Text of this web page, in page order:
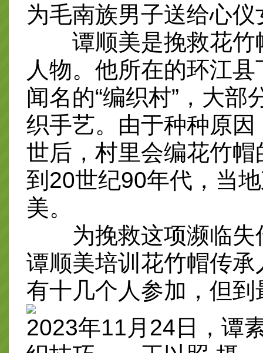
为毛南族男子送给心
谭顺美是挽救花竹
人物。他所在的环江
闻名的“编织村”，大
织手艺。由于种种原
世后，村里会编花竹
到20世纪90年代，当
美。
为挽救这项濒临失
谭顺美培训花竹帽传
有十几个人参加，但
2023年11月24日，谭